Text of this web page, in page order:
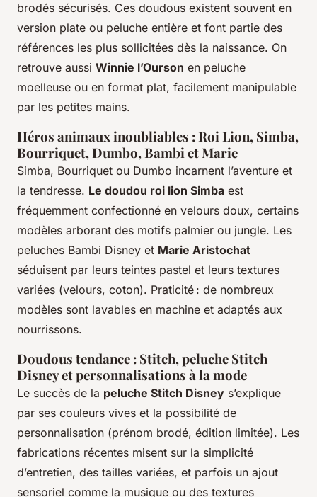
brodés sécurisés. Ces doudous existent souvent en
version plate ou peluche entière et font partie des
références les plus sollicitées dès la naissance. On
retrouve aussi Winnie l’Ourson en peluche
moelleuse ou en format plat, facilement manipulable
par les petites mains.
Héros animaux inoubliables : Roi Lion, Simba,
Bourriquet, Dumbo, Bambi et Marie
Simba, Bourriquet ou Dumbo incarnent l’aventure et
la tendresse. Le doudou roi lion Simba est
fréquemment confectionné en velours doux, certains
modèles arborant des motifs palmier ou jungle. Les
peluches Bambi Disney et Marie Aristochat
séduisent par leurs teintes pastel et leurs textures
variées (velours, coton). Praticité : de nombreux
modèles sont lavables en machine et adaptés aux
nourrissons.
Doudous tendance : Stitch, peluche Stitch
Disney et personnalisations à la mode
Le succès de la peluche Stitch Disney s’explique
par ses couleurs vives et la possibilité de
personnalisation (prénom brodé, édition limitée). Les
fabrications récentes misent sur la simplicité
d’entretien, des tailles variées, et parfois un ajout
sensoriel comme la musique ou des textures